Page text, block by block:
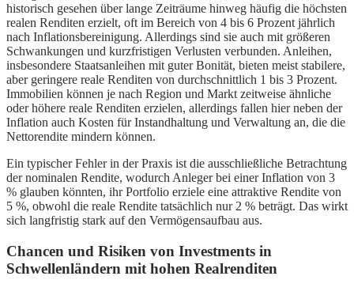
historisch gesehen über lange Zeiträume hinweg häufig die höchsten
realen Renditen erzielt, oft im Bereich von 4 bis 6 Prozent jährlich
nach Inflationsbereinigung. Allerdings sind sie auch mit größeren
Schwankungen und kurzfristigen Verlusten verbunden. Anleihen,
insbesondere Staatsanleihen mit guter Bonität, bieten meist stabilere,
aber geringere reale Renditen von durchschnittlich 1 bis 3 Prozent.
Immobilien können je nach Region und Markt zeitweise ähnliche
oder höhere reale Renditen erzielen, allerdings fallen hier neben der
Inflation auch Kosten für Instandhaltung und Verwaltung an, die die
Nettorendite mindern können.
Ein typischer Fehler in der Praxis ist die ausschließliche Betrachtung
der nominalen Rendite, wodurch Anleger bei einer Inflation von 3
% glauben könnten, ihr Portfolio erziele eine attraktive Rendite von
5 %, obwohl die reale Rendite tatsächlich nur 2 % beträgt. Das wirkt
sich langfristig stark auf den Vermögensaufbau aus.
Chancen und Risiken von Investments in
Schwellenländern mit hohen Realrenditen